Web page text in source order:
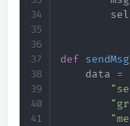
def
    data
=